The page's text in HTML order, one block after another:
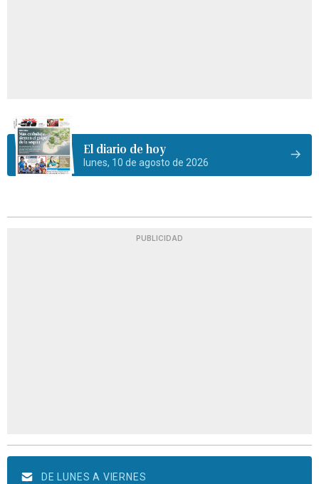
El diario de hoy
lunes, 10 de agosto de 2026
PUBLICIDAD
DE LUNES A VIERNES